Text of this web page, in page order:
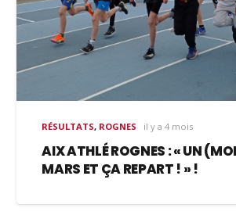
RÉSULTATS, ROGNES il y a 4 mois
AIX ATHLÉ ROGNES : « UN
MARS ET ÇA REPART ! » !